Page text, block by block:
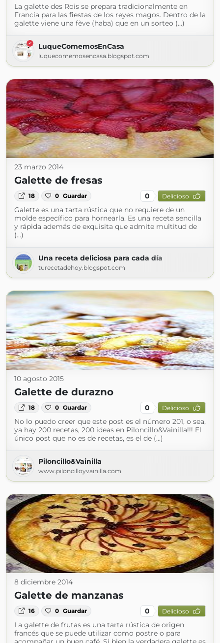
La galette des Rois se prepara tradicionalmente en
Francia para las fiestas de los reyes magos. Dentro de la
galette viene una fève (haba) que en un sorteo (...)
LuqueComemosEnCasa
luquecomemosencasa.blogspot.com
23 marzo 2014
Galette de fresas
18 0 Guardar 0 Delicioso
Galette es una tarta rústica que no requiere de un
molde específico para hornearla. Es una receta sencilla
y rápida además de exquisita que admite multitud de
(...)
Una receta deliciosa para cada día
turecetadehoy.blogspot.com
10 agosto 2015
Galette de durazno
18 0 Guardar 0 Delicioso
No lo puedo creer que este post es el número 201, o sea,
ya hay 200 recetas, 200 ideas en Piloncillo&Vainilla!!! El
único post que no es de recetas, es el de (...)
Piloncillo&Vainilla
www.piloncilloyvainilla.com
8 diciembre 2014
Galette de manzanas
16 0 Guardar 0 Delicioso
La galette de frutas es una tarta rústica de origen
francés que se puede utilizar como postre o para